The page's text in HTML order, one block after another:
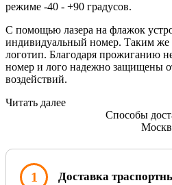
режиме -40 - +90 градусов.
С помощью лазера на флажок
индивидуальный номер. Таким же
логотип. Благодаря прожиганию
номер и лого надежно защищены
воздействий.
Читать далее
Способы
1 Доставка